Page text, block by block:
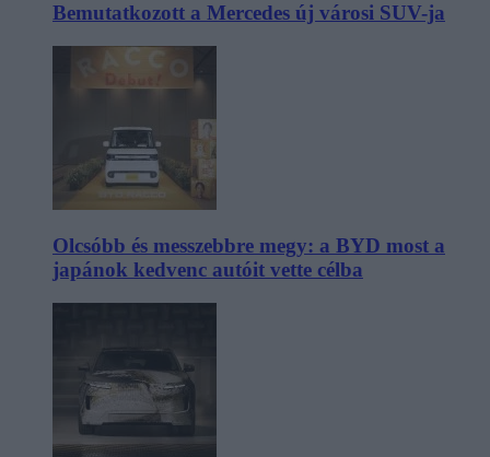
Bemutatkozott a Mercedes új városi SUV-ja
Olcsóbb és messzebbre megy: a BYD most a
japánok kedvenc autóit vette célba